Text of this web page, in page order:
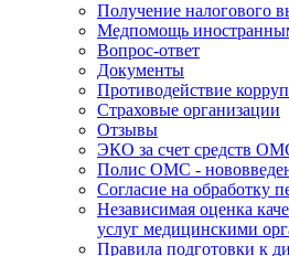
Получение налогового
Медпомощь
Вопрос-ответ
Документы
Противодействие
Страховые организации
Отзывы
ЭКО за счет средств
Полис ОМС -
Согласие на обработку
Независимая оценка
услуг медицинскими
Правила подготовки к